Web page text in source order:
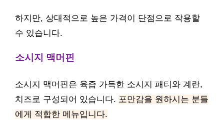
하지만, 상대적으로 높은 가격이 단점으로 작용할
수 있습니다.
소시지 맥머핀
소시지 맥머핀은 육즙 가득한 소시지 패티와 계란,
치즈로 구성되어 있습니다. 포만감을 원하시는 분들
에게 적합한 메뉴입니다.